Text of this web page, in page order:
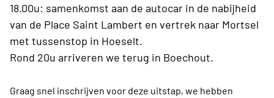
18.00u: samenkomst aan de autocar in de nabijheid
van de Place Saint Lambert en vertrek naar Mortsel
met tussenstop in Hoeselt.
Rond 20u arriveren we terug in Boechout.
Graag snel inschrijven voor deze uitstap, we hebben